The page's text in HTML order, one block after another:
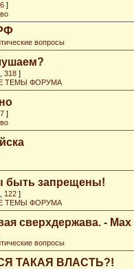
]
вопросы
318 ]
ТЕМЫ ФОРУМА
]
быть запрещены!
122 ]
ТЕМЫ ФОРУМА
сверхдержава. - Max
вопросы
ТАКАЯ ВЛАСТЬ?!